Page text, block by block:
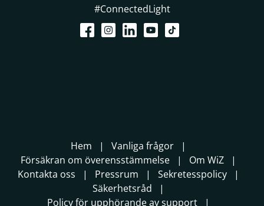
#ConnectedLight
Hem
Vanliga frågor
Försäkran om överensstämmelse
Om WiZ
Kontakta oss
Pressrum
Sekretesspolicy
Säkerhetsråd
Policy för upphörande av support